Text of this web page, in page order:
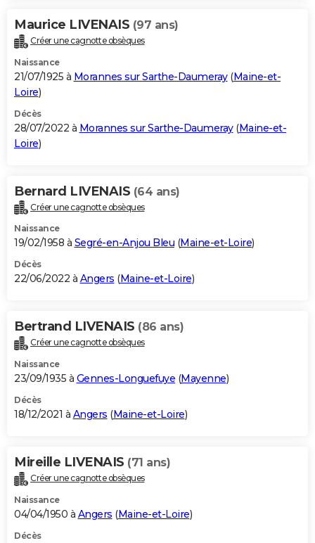
Maurice LIVENAIS (97 ans)
Créer une cagnotte obsèques
Naissance
21/07/1925 à Morannes sur Sarthe-Daumeray(Maine-et-
Loire)
Décès
28/07/2022 à Morannes sur Sarthe-Daumeray(Maine-et-
Loire)
Bernard LIVENAIS (64 ans)
Créer une cagnotte obsèques
Naissance
19/02/1958 à Segré-en-Anjou Bleu (Maine-et-Loire)
Décès
22/06/2022 à Angers (Maine-et-Loire)
Bertrand LIVENAIS (86 ans)
Créer une cagnotte obsèques
Naissance
23/09/1935 à Gennes-Longuefuye (Mayenne)
Décès
18/12/2021 à Angers (Maine-et-Loire)
Mireille LIVENAIS (71 ans)
Créer une cagnotte obsèques
Naissance
04/04/1950 à Angers (Maine-et-Loire)
Décès